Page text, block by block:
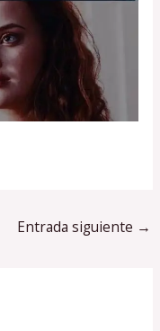
Entrada siguiente →